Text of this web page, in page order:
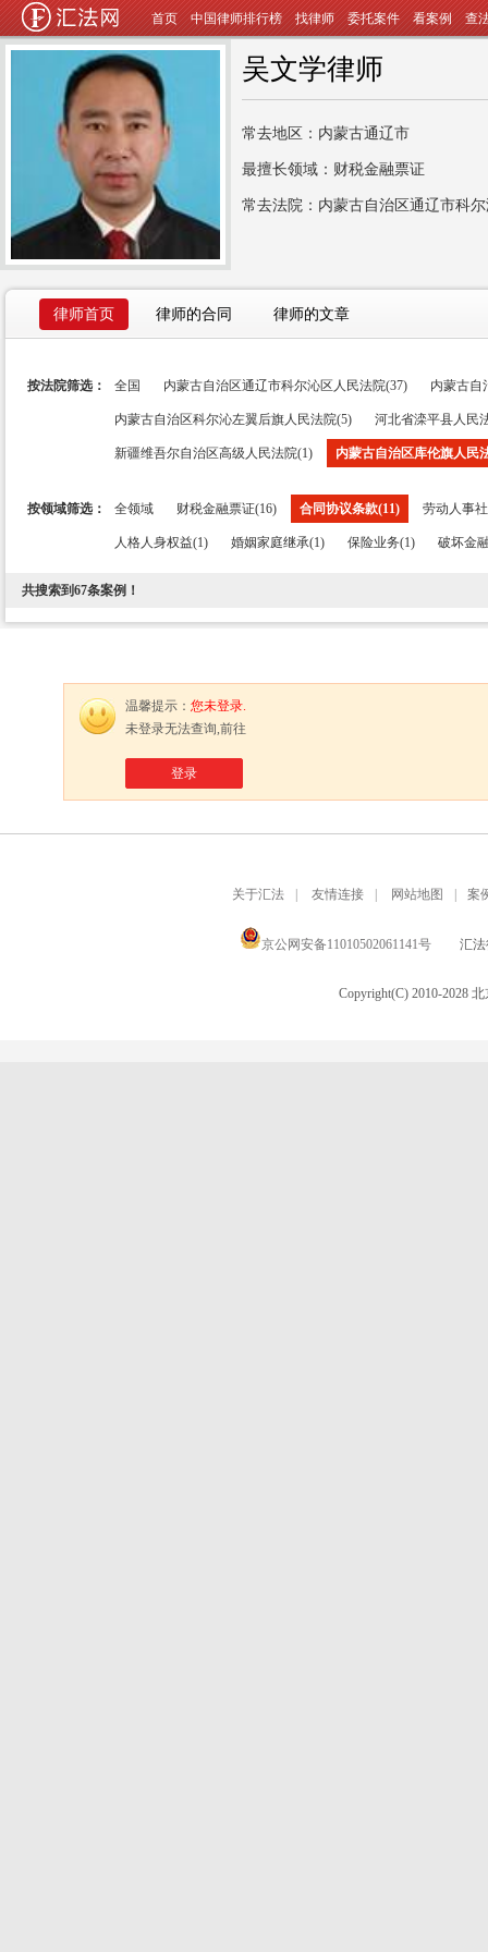
首页 中国律师排行榜 找律师 委托案件 看案例 查
吴文学律师
常去地区：内蒙古通辽市
最擅长领域：财税金融票证
常去法院：内蒙古自治区通辽市科
律师首页 律师的合同 律师的文章
按法院筛选： 全国 内蒙古自治区通辽市科尔沁区人民法院(37) 内蒙古自
内蒙古自治区科尔沁左翼后旗人民法院(5) 河北省滦平县人民
新疆维吾尔自治区高级人民法院(1) 内蒙古自治区库伦旗人民
按领域筛选： 全领域 财税金融票证(16) 合同协议条款(11) 劳动人事
人格人身权益(1) 婚姻家庭继承(1) 保险业务(1) 破坏金
共搜索到67条案例！
温馨提示： 您未登录.
未登录无法查询,前往
登录
关于汇法 友情连接 网站地图 案
京公网安备11010502061141号 汇法
Copyright(C) 2010-2028